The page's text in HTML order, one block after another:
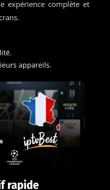
expérience complète et
appareils.
rapide